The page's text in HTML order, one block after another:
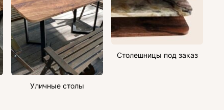
Уличные столы
Столешницы под заказ